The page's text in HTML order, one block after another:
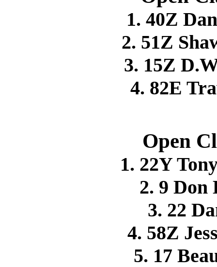
1. 40Z
2. 51Z
3. 15Z
4. 82E
Open
1. 22Y
2. 9
3. 22
4. 58Z
5. 17